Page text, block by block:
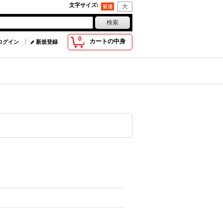
文字サイズ:
0 カートの中身
グイン 新規登録